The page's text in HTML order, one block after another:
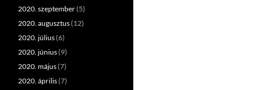
2020. szeptember(5)
2020. augusztus(12)
2020. július(6)
2020. június(9)
2020. május(7)
2020. április(7)